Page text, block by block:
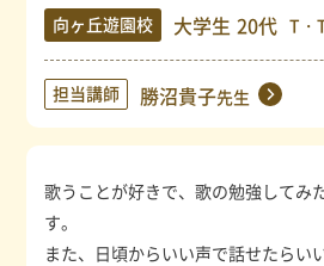
向ヶ丘遊園校 大学生 20代 T・
担当講師 勝沼貴子先生
歌うことが好きで、歌の勉強してみ
す。
また、日頃からいい声で話せたらい